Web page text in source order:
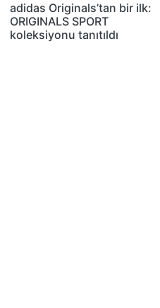
adidas Originals’tan bir ilk:
ORIGINALS SPORT
koleksiyonu tanıtıldı